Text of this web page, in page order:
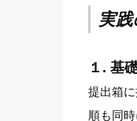
実
１. 基
提出箱
順も同